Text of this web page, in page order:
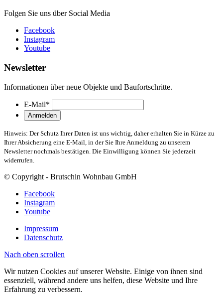
Folgen Sie uns über Social Media
Facebook
Instagram
Youtube
Newsletter
Informationen über neue Objekte und Baufortschritte.
E-Mail*
Hinweis: Der Schutz Ihrer Daten ist uns wichtig, daher erhalten Sie in Kürze zu
Ihrer Absicherung eine E-Mail, in der Sie Ihre Anmeldung zu unserem
Newsletter nochmals bestätigen. Die Einwilligung können Sie jederzeit
widerrufen.
© Copyright - Brutschin Wohnbau GmbH
Facebook
Instagram
Youtube
Impressum
Datenschutz
Nach oben scrollen
Wir nutzen Cookies auf unserer Website. Einige von ihnen sind
essenziell, während andere uns helfen, diese Website und Ihre
Erfahrung zu verbessern.